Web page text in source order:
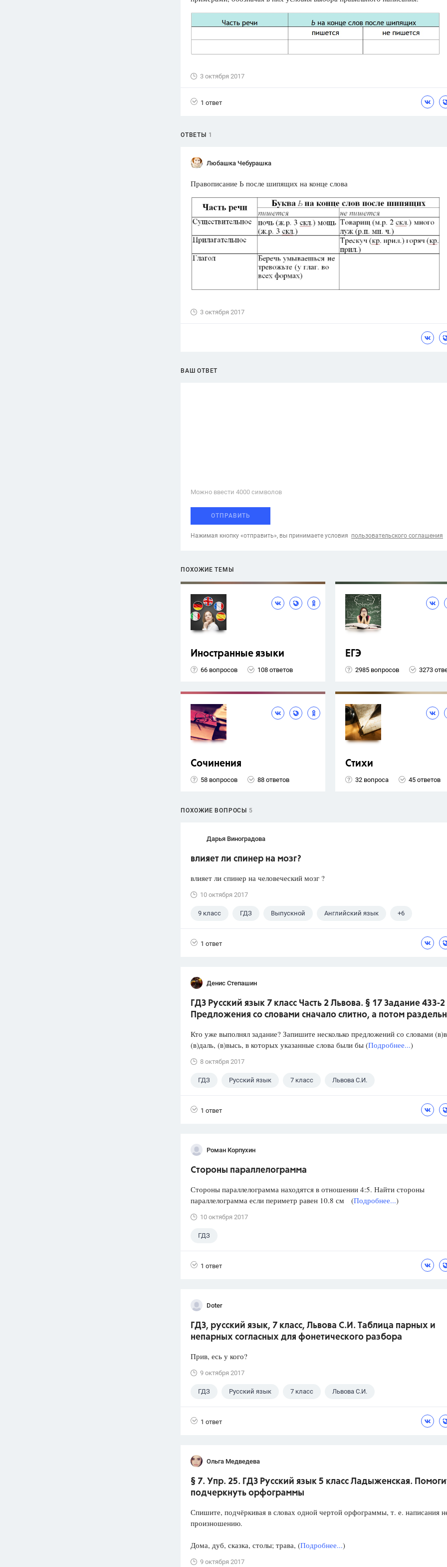
1752 ответа
ответа
Spotlight
ГИА
Цветков Л. А.
Психология
3 октября 2017
1 ответ
ОТВЕТЫ 1
Любашка Чебурашка
Правописание Ь после шипящих на конце слова
3 октября 2017
ВАШ ОТВЕТ
Можно ввести 4000 cимволов
ОТПРАВИТЬ
Нажимая кнопку «отправить», вы принимаете условия пользовательского соглашения
ПОХОЖИЕ ТЕМЫ
Иностранные языки
66 вопросов 108 ответов
ЕГЭ
2985 вопросов 3273
Сочинения
58 вопросов 88 ответов
Стихи
32 вопроса 45 ответов
ПОХОЖИЕ ВОПРОСЫ 5
Дарья Виноградова
влияет ли спинер на мозг?
влияет ли спинер на человеческий мозг ?
10 октября 2017
9 класс ГДЗ Выпускной Английский язык +6
1 ответ
Денис Степашин
ГДЗ Русский язык 7 класс Часть 2 Львова. § 17 Задание 433-2
Предложения со словами сначало слитно, а потом
Кто уже выполнял задание? Запишите несколько предложений со словами
(в)даль, (в)высь, в которых указанные слова были бы (Подробнее...)
8 октября 2017
ГДЗ Русский язык 7 класс Львова С.И.
1 ответ
Роман Корпухин
Стороны параллелограмма
Стороны параллелограмма находятся в отношении 4:5. Найти стороны
параллелограмма если периметр равен 10.8 см (Подробнее...)
10 октября 2017
ГДЗ
1 ответ
Doter
ГДЗ, русский язык, 7 класс, Львова С.И. Таблица парных и
непарных согласных для фонетического разбора
Прив, есь у кого?
9 октября 2017
ГДЗ Русский язык 7 класс Львова С.И.
1 ответ
Ольга Медведева
§ 7. Упр. 25. ГДЗ Русский язык 5 класс Ладыженская.
подчеркнуть орфограммы
Спишите, подчёркивая в словах одной чертой орфограммы, т. е. написания
произношению.
Дома, дуб, сказка, столы; трава, (Подробнее...)
9 октября 2017